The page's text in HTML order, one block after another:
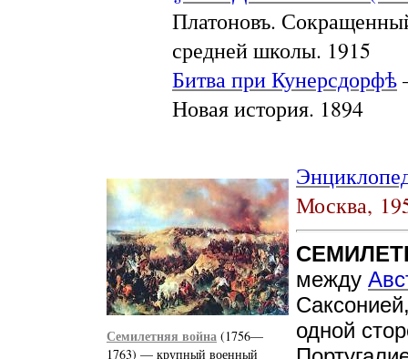
Платоновъ.
средней школы. 1915
Битва при Кунерсдорфѣ
Новая история. 1894
Семилетняя война (1756—
1763) — крупный военный
Москва,
между
одной